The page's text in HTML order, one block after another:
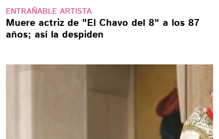
ENTRAÑABLE ARTISTA
Muere actriz de "El Chavo del 8" a los 87
años; así la despiden